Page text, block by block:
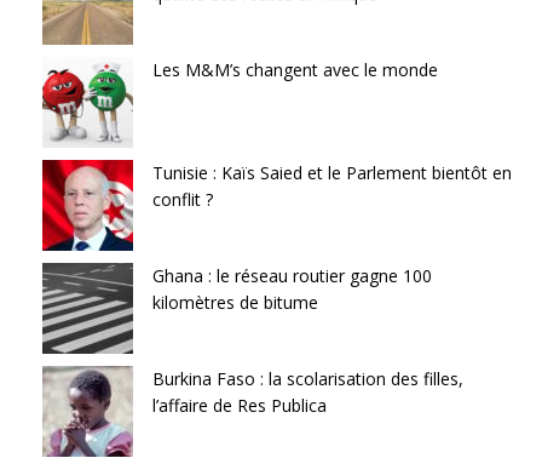
Les M&M’s changent avec le monde
Tunisie : Kaïs Saied et le Parlement bientôt en
conflit ?
Ghana : le réseau routier gagne 100
kilomètres de bitume
Burkina Faso : la scolarisation des filles,
l’affaire de Res Publica